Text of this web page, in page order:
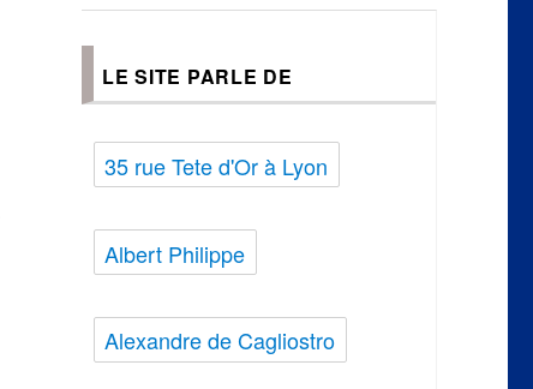
LE SITE PARLE DE
35 rue Tete d'Or à Lyon
Albert Philippe
Alexandre de Cagliostro